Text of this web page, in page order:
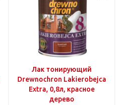
Лак тонирующий
Drewnochron Lakierobejca
Extra, 0,8л, красное
дерево